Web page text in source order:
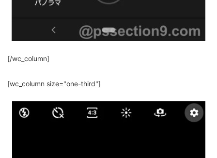
[/wc_column]
[wc_column size="one-third"]